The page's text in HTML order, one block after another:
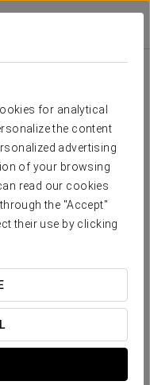
for analytical
the content
advertising
of your browsing
read our cookies
the "Accept"
their use by clicking